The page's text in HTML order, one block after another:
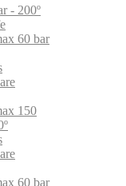
- 200º
60 bar
150
60 bar